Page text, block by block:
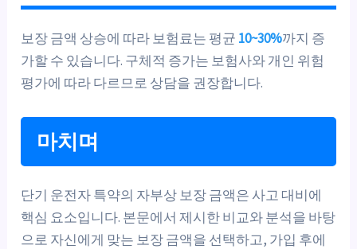
보장 금액 상승에 따라 보험료는 평균 10~30%까지 증
가할 수 있습니다. 구체적 증가는 보험사와 개인 위험
평가에 따라 다르므로 상담을 권장합니다.
마치며
단기 운전자 특약의 자부상 보장 금액은 사고 대비에
핵심 요소입니다. 본문에서 제시한 비교와 분석을 바탕
으로 자신에게 맞는 보장 금액을 선택하고, 가입 후에